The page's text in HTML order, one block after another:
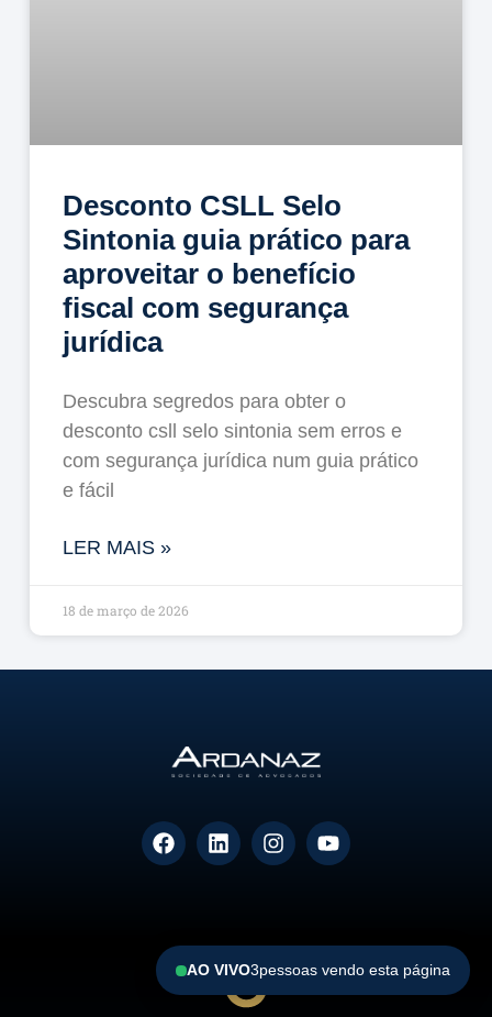
Desconto CSLL Selo
Sintonia guia prático para
aproveitar o benefício
fiscal com segurança
jurídica
Descubra segredos para obter o
desconto csll selo sintonia sem erros e
com segurança jurídica num guia prático
e fácil
LER MAIS »
18 de março de 2026
AO VIVO3pessoas vendo esta página